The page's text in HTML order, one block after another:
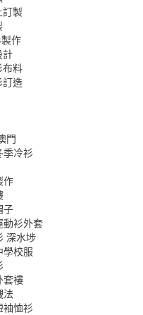
訂製
作
計
布料
訂造
門
季冷衫
作
子
動衫外套
深水埗
學校服
套褸
法
袖恤衫